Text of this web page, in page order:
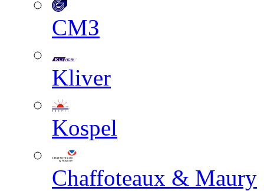
СМЗ
Kliver
Kospel
Chaffoteaux & Maury